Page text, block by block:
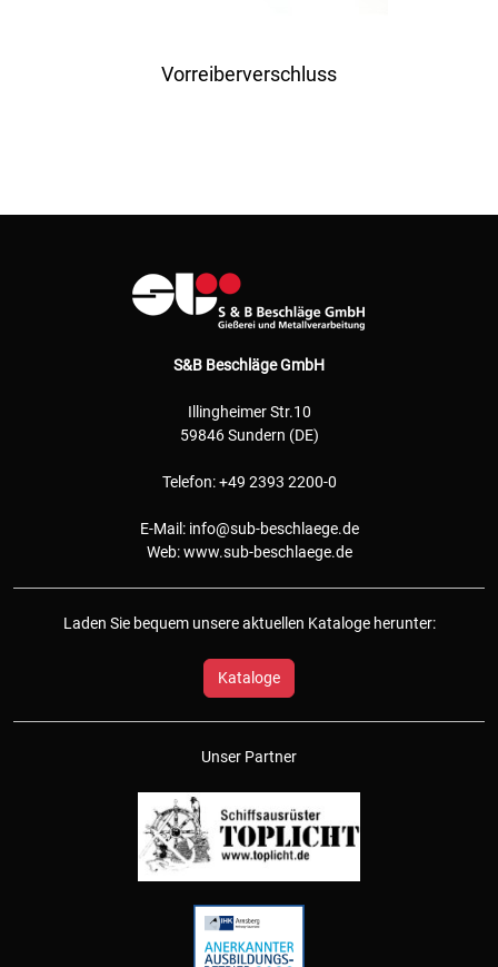
Vorreiberverschluss
S&B Beschläge GmbH
Illingheimer Str.10
59846 Sundern (DE)
Telefon: +49 2393 2200-0
E-Mail: info@sub-beschlaege.de
Web:www.sub-beschlaege.de
Laden Sie bequem unsere aktuellen Kataloge herunter:
Kataloge
Unser Partner